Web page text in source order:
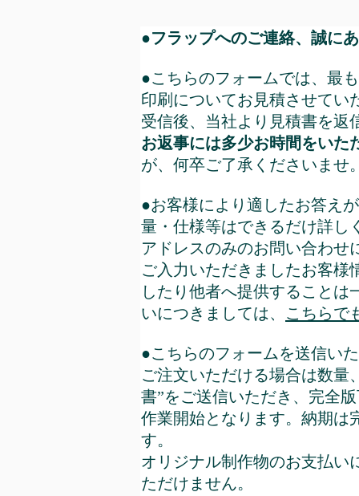
●フラップへのご連絡、誠に
●こちらのフォームでは、最
印刷についてお見積させてい
受信後、当社より見積書を返
お返事には多少お時間をいた
が、何卒ご了承くださいませ
●お客様により適したお答え
量・仕様等はできるだけ詳し
アドレスのみのお問い合わせ
ご入力いただきましたお客様
したり他者へ提供すること
いにつきましては、 こちらで
●こちらのフォームを送信い
ご注文いただける場合は数量
書”をご送信いただき、完全
作業開始となります。納期は
す。
オリジナル制作物のお支払い
ただけません。